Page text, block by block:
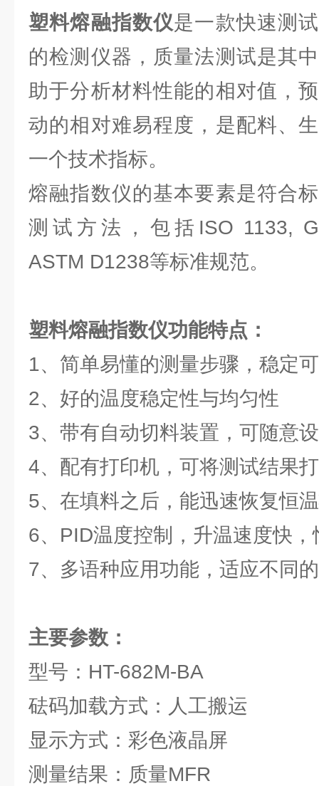
塑料熔融指数仪是一款快速测
的检测仪器，质量法测试是其
助于分析材料性能的相对值，
动的相对难易程度，是配料、
一个技术指标。
熔融指数仪的基本要素是符合
测试方法，包括ISO 1133,
ASTM D1238等标准规范。
塑料熔融指数仪功能特点：
1、简单易懂的测量步骤，稳定
2、好的温度稳定性与均匀性
3、带有自动切料装置，可随意
4、配有打印机，可将测试结果
5、在填料之后，能迅速恢复恒
6、PID温度控制，升温速度快，
7、多语种应用功能，适应不同
主要参数：
型号：HT-682M-BA
砝码加载方式：人工搬运
显示方式：彩色液晶屏
测量结果：质量MFR